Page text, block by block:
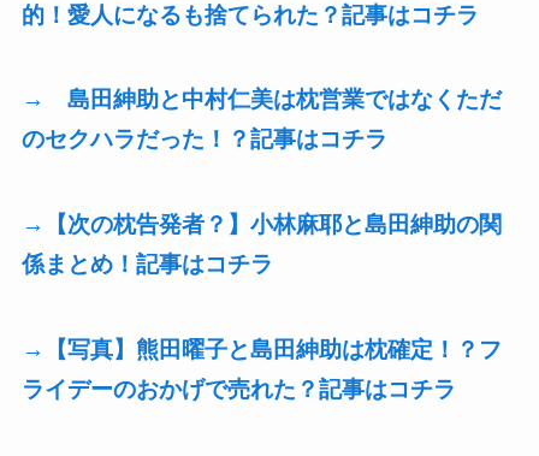
的！愛人になるも捨てられた？記事はコチラ
→ 島田紳助と中村仁美は枕営業ではなくただ
のセクハラだった！？記事はコチラ
→【次の枕告発者？】小林麻耶と島田紳助の関
係まとめ！記事はコチラ
→【写真】熊田曜子と島田紳助は枕確定！？フ
ライデーのおかげで売れた？記事はコチラ